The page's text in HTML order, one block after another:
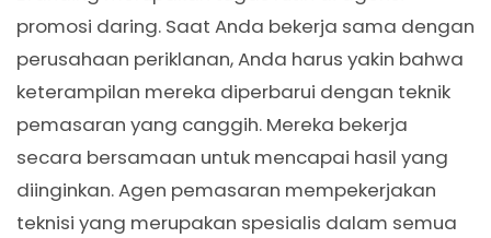
promosi daring. Saat Anda bekerja sama dengan
perusahaan periklanan, Anda harus yakin bahwa
keterampilan mereka diperbarui dengan teknik
pemasaran yang canggih. Mereka bekerja
secara bersamaan untuk mencapai hasil yang
diinginkan. Agen pemasaran mempekerjakan
teknisi yang merupakan spesialis dalam semua